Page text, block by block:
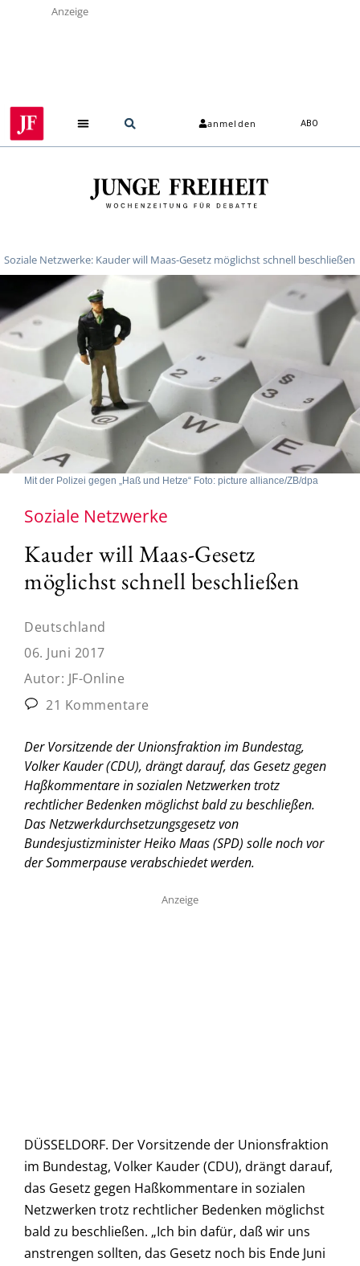
Anzeige
anmelden ABO
Soziale Netzwerke: Kauder will Maas-Gesetz möglichst schnell beschließen
Mit der Polizei gegen „Haß und Hetze“ Foto: picture alliance/ZB/dpa
Soziale Netzwerke
Kauder will Maas-Gesetz
möglichst schnell beschließen
Deutschland
06. Juni 2017
Autor: JF-Online
21 Kommentare
Der Vorsitzende der Unionsfraktion im Bundestag,
Volker Kauder (CDU), drängt darauf, das Gesetz gegen
Haßkommentare in sozialen Netzwerken trotz
rechtlicher Bedenken möglichst bald zu beschließen.
Das Netzwerkdurchsetzungsgesetz von
Bundesjustizminister Heiko Maas (SPD) solle noch vor
der Sommerpause verabschiedet werden.
Anzeige
DÜSSELDORF. Der Vorsitzende der Unionsfraktion
im Bundestag, Volker Kauder (CDU), drängt darauf,
das Gesetz gegen Haßkommentare in sozialen
Netzwerken trotz rechtlicher Bedenken möglichst
bald zu beschließen. „Ich bin dafür, daß wir uns
anstrengen sollten, das Gesetz noch bis Ende Juni